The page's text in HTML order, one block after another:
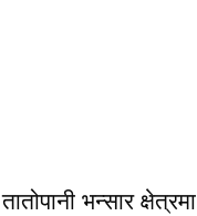
तातोपानी भन्सार क्षेत्रमा